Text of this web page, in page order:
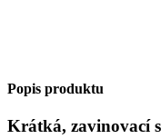
Popis produktu
Krátká, zavinovací